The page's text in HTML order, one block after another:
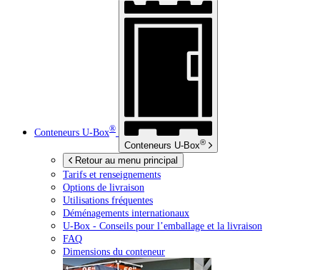
Conteneurs U-Box®
Conteneurs U-Box®
Retour au menu principal
Tarifs et renseignements
Options de livraison
Utilisations fréquentes
Déménagements internationaux
U-Box - Conseils pour l’emballage et la livraison
FAQ
Dimensions du conteneur